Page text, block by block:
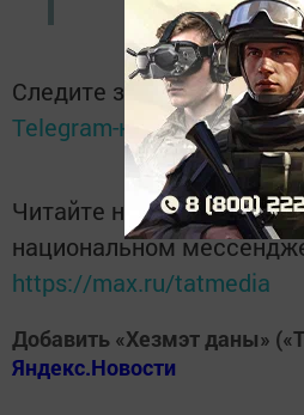
Следите за самым
Telegram-канале
Читайте новости
национальном
https://max.ru/tatmedia
Добавить «Хезмэт даны»
Яндекс.Новости